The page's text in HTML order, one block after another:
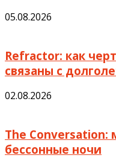
05.08.2026
Refractor: как
связаны с
02.08.2026
The Conversation:
бессонные ночи